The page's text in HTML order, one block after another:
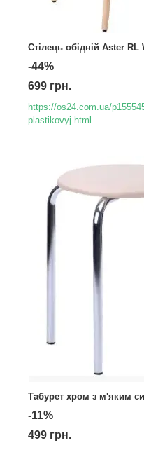
Стілець обідній Aster
-44%
699 грн.
https://os24.com.ua/
plastikovyj.html
Табурет хром з м'яким
-11%
499 грн.